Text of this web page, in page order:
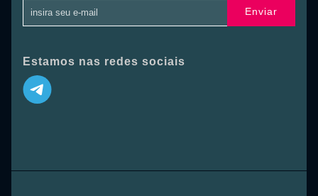
Enviar
Estamos nas redes sociais